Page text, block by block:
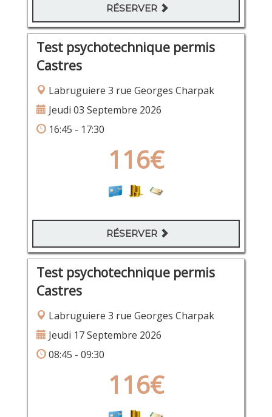
RÉSERVER
Test psychotechnique permis
Castres
Labruguiere 3 rue Georges Charpak
Jeudi 03 Septembre 2026
16:45 - 17:30
116€
RÉSERVER
Test psychotechnique permis
Castres
Labruguiere 3 rue Georges Charpak
Jeudi 17 Septembre 2026
08:45 - 09:30
116€